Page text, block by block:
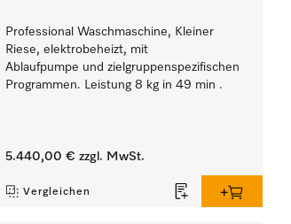
Professional Waschmaschine, Kleiner
Riese, elektrobeheizt, mit
Ablaufpumpe und zielgruppenspezifischen
Programmen. Leistung 8 kg in 49 min .
5.440,00 € zzgl. MwSt.
Vergleichen